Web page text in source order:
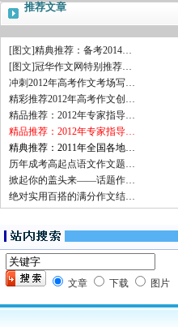
推荐文章
[图文]精典推荐：备考2014…
[图文]冠华作文网特别推荐…
冲刺2012年高考作文考场写…
精彩推荐2012年高考作文创…
精品推荐：2012年专家指导…
精品推荐：2012年专家指导…
精典推荐：2011年全国各地…
历年成考高起点语文作文题…
掀起你的盖头来——话题作…
绝对实用百搭的满分作文结…
文章 下载 图片